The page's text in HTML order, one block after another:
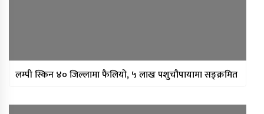
लम्पी स्किन ४० जिल्लामा फैलियो, ५ लाख पशुचौपायामा सङ्क्रमित